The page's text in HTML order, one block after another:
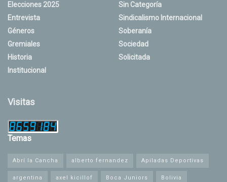
Elecciones 2025
Entrevista
Géneros
Gremiales
Historia
Institucional
Sin Categoría
Sindicalismo Internacional
Soberanía
Sociedad
Solicitada
Visitas
Temas
Abrí la Cancha alberto fernandez Apiladas Deportivas
argentina axel kicillof Boca Juniors Bolivia